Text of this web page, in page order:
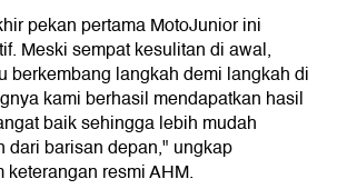
pekan pertama MotoJunior ini
Meski sempat kesulitan di awal,
berkembang langkah demi langkah di
kami berhasil mendapatkan hasil
baik sehingga lebih mudah
dari barisan depan," ungkap
resmi AHM.